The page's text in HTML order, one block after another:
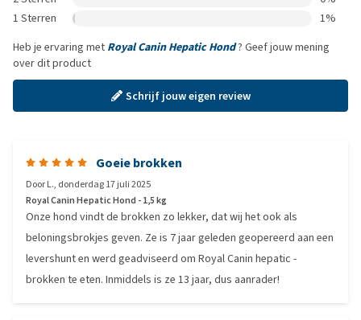
1 Sterren
1%
Heb je ervaring met Royal Canin Hepatic Hond? Geef jouw mening
over dit product
Schrijf jouw eigen review
Goeie brokken
DoorL., donderdag 17 juli 2025
Royal Canin Hepatic Hond - 1,5 kg
Onze hond vindt de brokken zo lekker, dat wij het ook als
beloningsbrokjes geven. Ze is 7 jaar geleden geopereerd aan een
levershunt en werd geadviseerd om Royal Canin hepatic -
brokken te eten. Inmiddels is ze 13 jaar, dus aanrader!